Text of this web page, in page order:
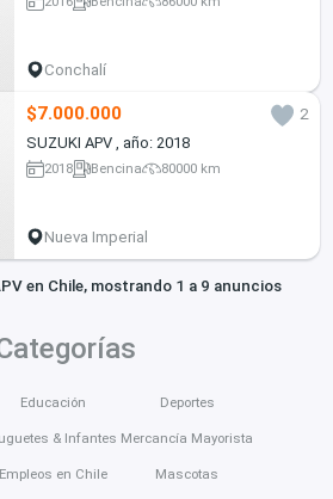
Conchalí
$7.000.000
2
SUZUKI APV , año: 2018
2018 Bencina 80000 km
Nueva Imperial
en Chile, mostrando 1 a 9 anuncios
Educación
& Infantes
Empleos en Chile
Deportes
Mercancía Mayorista
Mascotas